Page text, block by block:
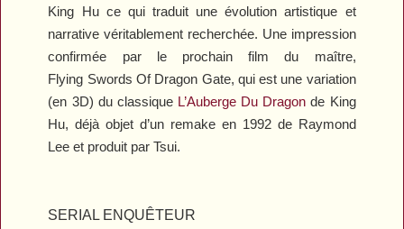
King Hu ce qui traduit une évolution artistique et
narrative véritablement recherchée. Une impression
confirmée par le prochain film du maître,
Flying Swords Of Dragon Gate, qui est une variation
(en 3D) du classique L’Auberge Du Dragon de King
Hu, déjà objet d’un remake en 1992 de Raymond
Lee et produit par Tsui.
SERIAL ENQUÊTEUR